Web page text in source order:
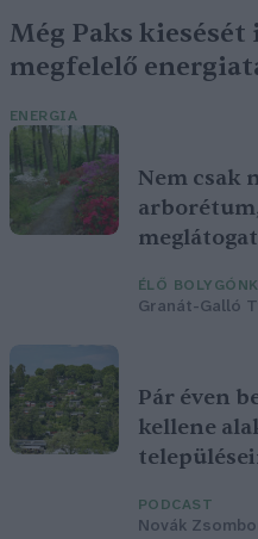
Még Paks
megfelelő
ENERGIA
Nem csak
ÉLŐ BOLYGÓNK
Granát-Galló
Pár éven
kellene
PODCAST
Novák